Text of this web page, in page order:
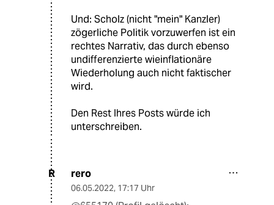
Und: Scholz (nicht "mein" Kanzler)
zögerliche Politik vorzuwerfen ist ein
rechtes Narrativ, das durch ebenso
undifferenzierte wieinflationäre
Wiederholung auch nicht faktischer
wird.
Den Rest Ihres Posts würde ich
unterschreiben.
R rero
06.05.2022, 17:17 Uhr